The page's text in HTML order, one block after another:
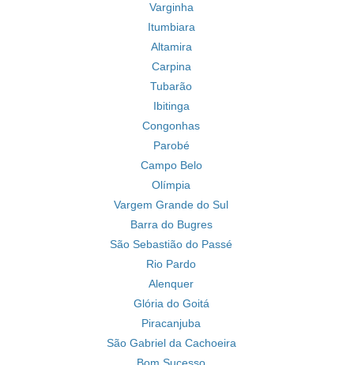
Varginha
Itumbiara
Altamira
Carpina
Tubarão
Ibitinga
Congonhas
Parobé
Campo Belo
Olímpia
Vargem Grande do Sul
Barra do Bugres
São Sebastião do Passé
Rio Pardo
Alenquer
Glória do Goitá
Piracanjuba
São Gabriel da Cachoeira